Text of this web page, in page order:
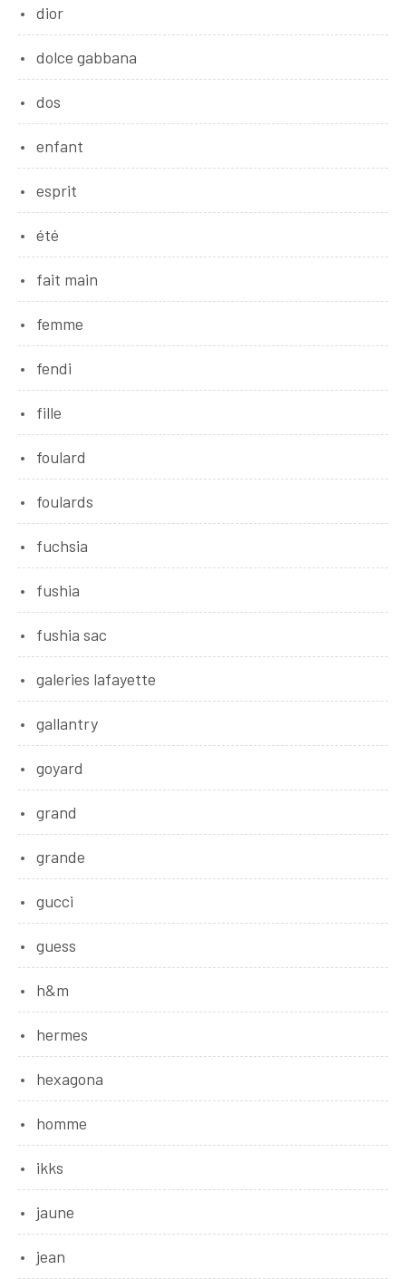
dior
dolce gabbana
dos
enfant
esprit
été
fait main
femme
fendi
fille
foulard
foulards
fuchsia
fushia
fushia sac
galeries lafayette
gallantry
goyard
grand
grande
gucci
guess
h&m
hermes
hexagona
homme
ikks
jaune
jean